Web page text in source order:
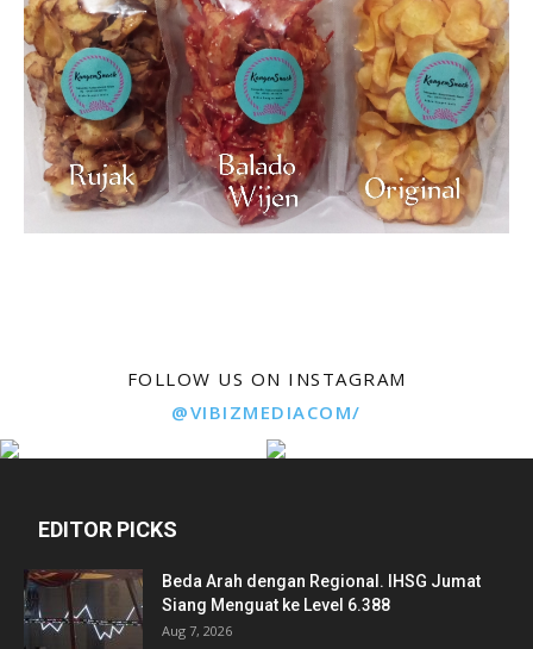
FOLLOW US ON INSTAGRAM
@VIBIZMEDIACOM/
EDITOR PICKS
Beda Arah dengan Regional. IHSG Jumat
Siang Menguat ke Level 6.388
Aug 7, 2026